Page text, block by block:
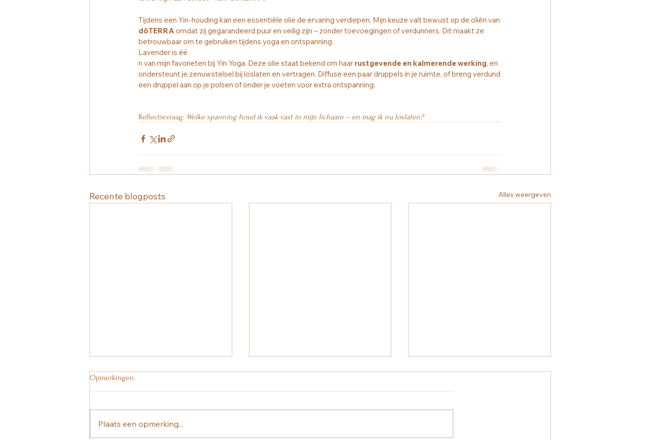
Tijdens een Yin-houding kan een essentiële olie de ervaring verdiepen. Mijn keuze valt bewust op de oliën van
dōTERRA omdat zij gegarandeerd puur en veilig zijn – zonder toevoegingen of verdunners. Dit maakt ze
betrouwbaar om te gebruiken tijdens yoga en ontspanning.
Lavender is éé
n van mijn favorieten bij Yin Yoga. Deze olie staat bekend om haar rustgevende en kalmerende werking, en
ondersteunt je zenuwstelsel bij loslaten en vertragen. Diffuse een paar druppels in je ruimte, of breng verdund
een druppel aan op je polsen of onder je voeten voor extra ontspanning.
Reflectievraag: Welke spanning houd ik vaak vast in mijn lichaam – en mag ik nu loslaten?
Recente blogposts Alles weergeven
DIY: Yoga Mat Spray
Opmerkingen
Plaats een opmerking...